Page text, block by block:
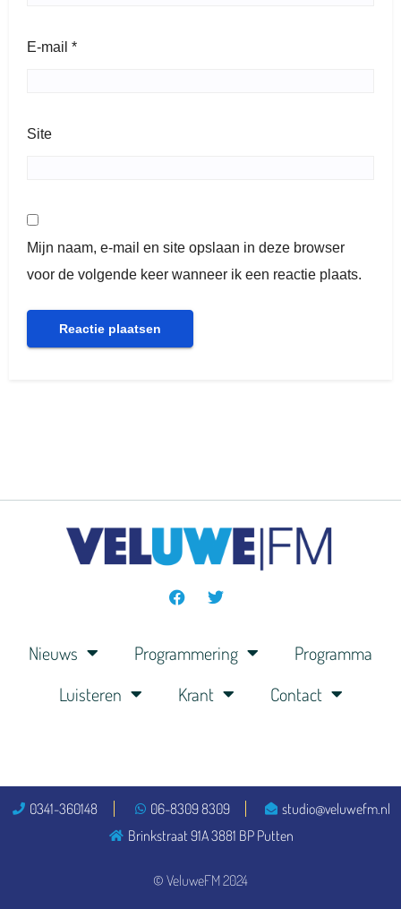
E-mail *
Site
Mijn naam, e-mail en site opslaan in deze browser
voor de volgende keer wanneer ik een reactie plaats.
Nieuws Programmering
Programma
Luisteren
Krant Contact
© VeluweFM 2024
0341-360148 06-8309 8309
studio@veluwefm.nl
Brinkstraat 91A 3881 BP Putten